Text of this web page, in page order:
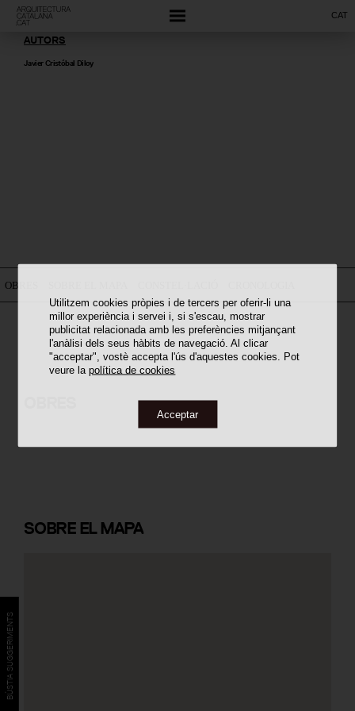
Utilitzem cookies pròpies i de tercers per oferir-li una
millor experiència i servei i, si s'escau, mostrar
publicitat relacionada amb les preferències mitjançant
l'anàlisi dels seus hàbits de navegació. Al clicar
"acceptar", vostè accepta l'ús d'aquestes cookies. Pot
veure lapolítica de cookies
Acceptar
CAT
AUTORS
Javier Cristóbal Diloy
OBRES
Escola Bressol Municipal la Filadora
SOBREEL MAPA
BÚSTIA SUGGERIMENTS